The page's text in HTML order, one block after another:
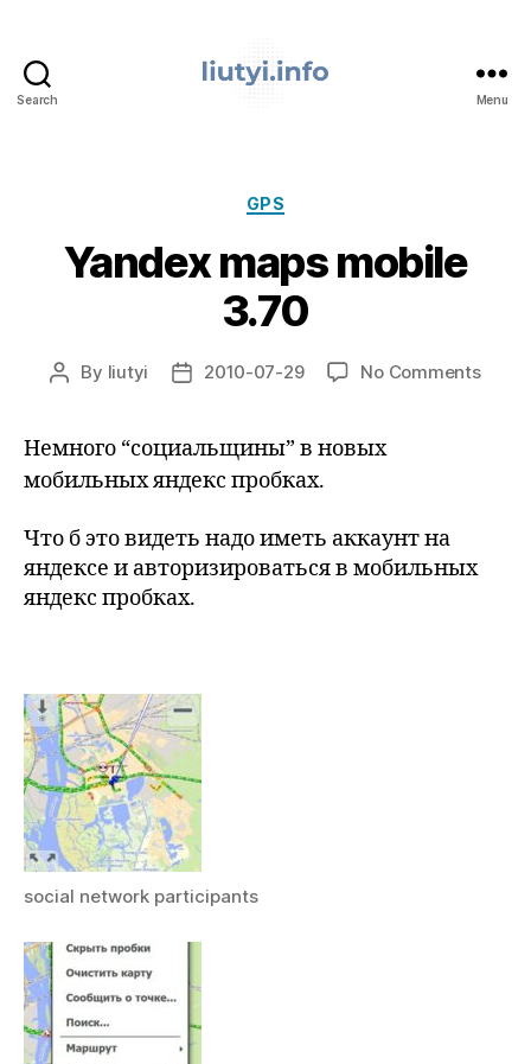
Search Menu
Categories
GPS
Yandex maps mobile
3.70
Post
By liutyi
Post2010-07-29 No Commentson
Немного “социальщины” в новых
мобильных яндекс пробках.
Что б это видеть надо иметь аккаунт на
яндексе и авторизироваться в мобильных
яндекс пробках.
social network participants